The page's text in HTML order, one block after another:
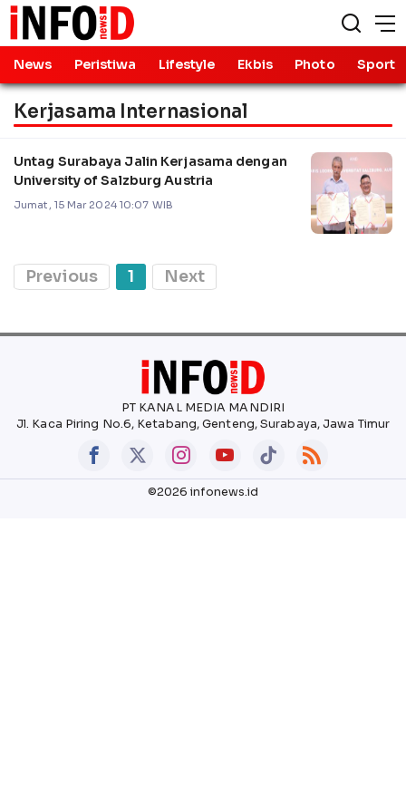
News Peristiwa Lifestyle Ekbis Photo Sport
Kerjasama Internasional
Untag Surabaya Jalin Kerjasama dengan
University of Salzburg Austria
Jumat, 15 Mar 2024 10:07 WIB
Previous 1 Next
PT KANAL MEDIA MANDIRI
Jl. Kaca Piring No.6, Ketabang, Genteng, Surabaya, Jawa Timur
©2026 infonews.id